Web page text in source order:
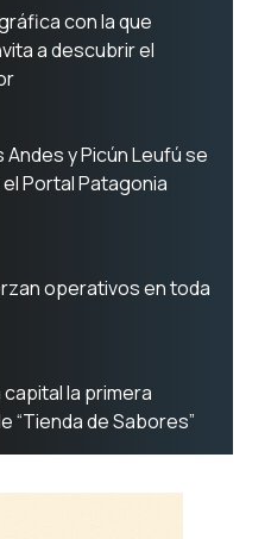
con la que
a descubrir el
Andes y Picún Leufú se
Portal Patagonia
operativos en toda
la primera
“Tienda de Sabores”